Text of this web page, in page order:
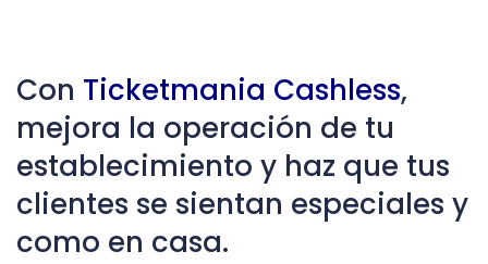
Con Ticketmania Cashless,
mejora la operación de tu
establecimiento y haz que tus
clientes se sientan especiales y
como en casa.